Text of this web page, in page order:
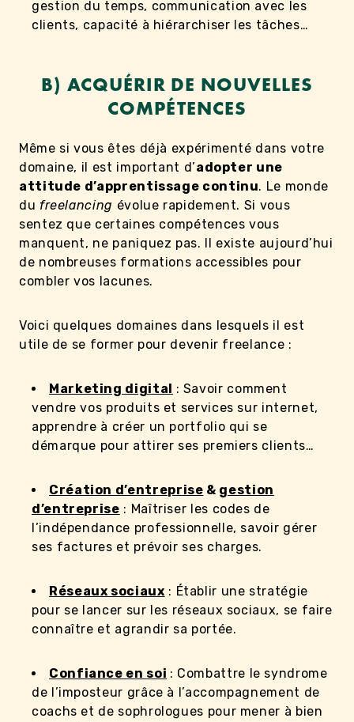
gestion du temps, communication avec les
clients, capacité à hiérarchiser les tâches…
B) ACQUÉRIR DE NOUVELLES
COMPÉTENCES
Même si vous êtes déjà expérimenté dans votre
domaine, il est important d’adopter une
attitude d’apprentissage continu. Le monde
du freelancing évolue rapidement. Si vous
sentez que certaines compétences vous
manquent, ne paniquez pas. Il existe aujourd’hui
de nombreuses formations accessibles pour
combler vos lacunes.
Voici quelques domaines dans lesquels il est
utile de se former pour devenir freelance :
Marketing digital : Savoir comment
vendre vos produits et services sur internet,
apprendre à créer un portfolio qui se
démarque pour attirer ses premiers clients…
Création d’entreprise & gestion
d’entreprise : Maîtriser les codes de
l’indépendance professionnelle, savoir gérer
ses factures et prévoir ses charges.
Réseaux sociaux : Établir une stratégie
pour se lancer sur les réseaux sociaux, se faire
connaître et agrandir sa portée.
Confiance en soi : Combattre le syndrome
de l’imposteur grâce à l’accompagnement de
coachs et de sophrologues pour mener à bien